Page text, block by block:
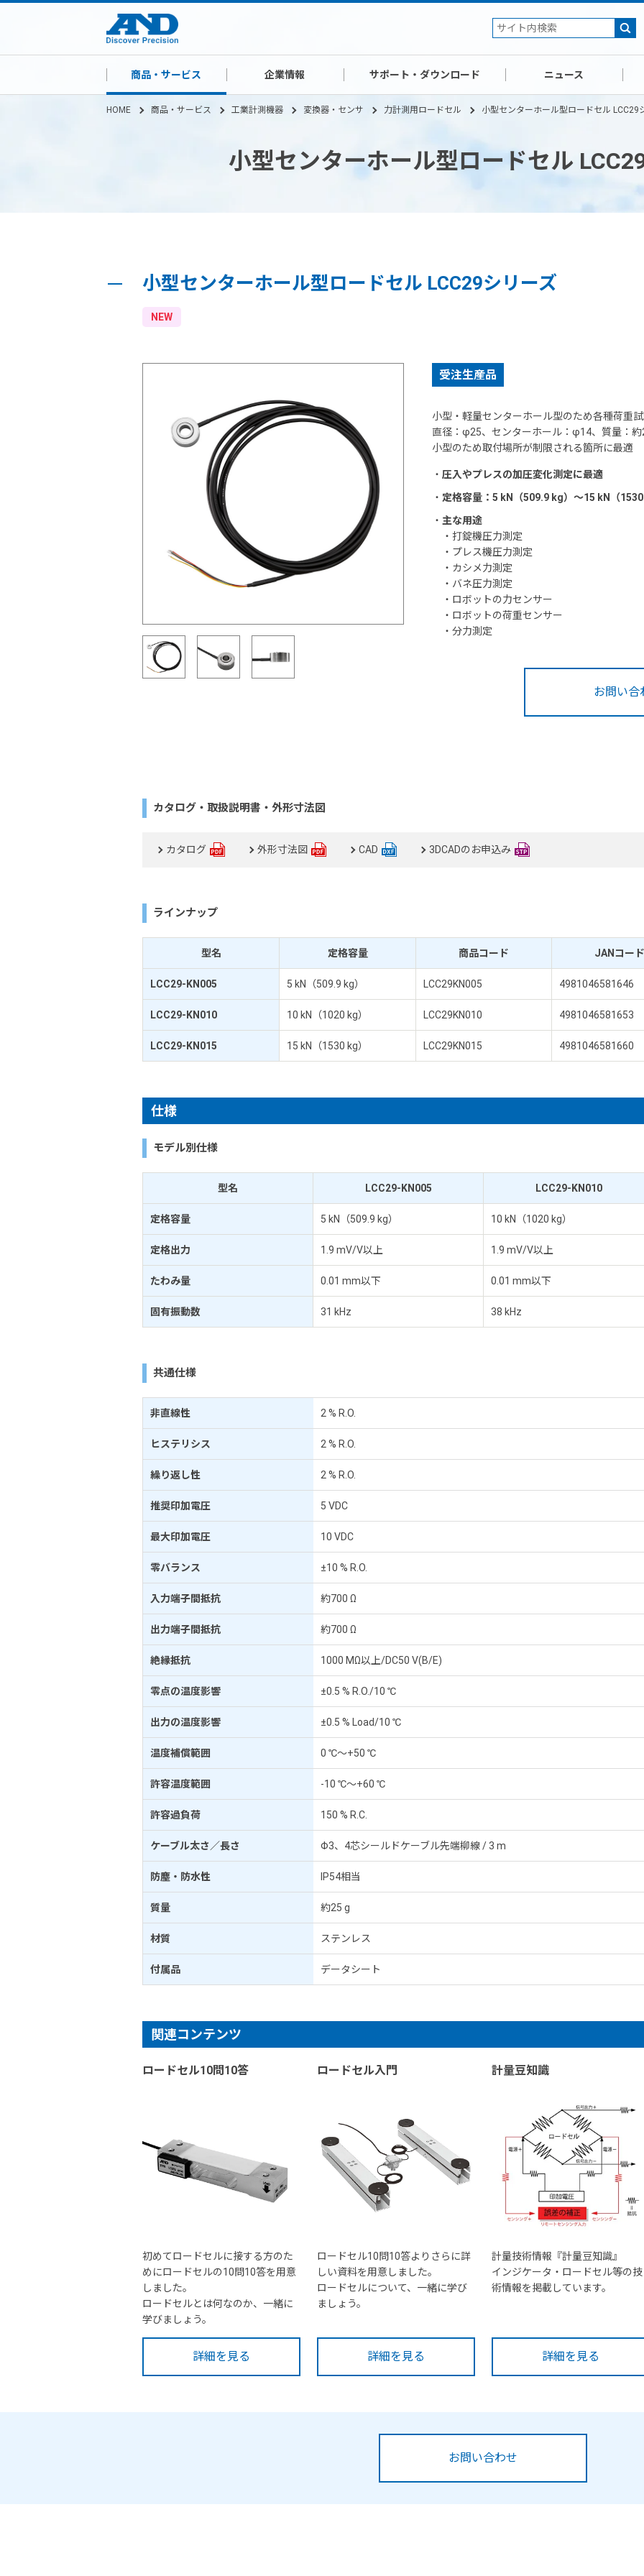
商品・サービス 企業情報 サポート・ダウンロード ニュース
HOME 商品・サービス 工業計測機器 変換器・センサ 力計測用ロードセル 小型センターホール型ロードセル LCC29
小型センターホール型ロードセル
小型センターホール型ロードセル LCC29シリーズ
NEW
受注生産品
小型・軽量センターホール型のため各種荷重
直径：φ25、センターホール：φ14、質量：約
小型のため取付場所が制限される箇所に最適
・ 圧入やプレスの加圧変化測定に最適
・ 定格容量：5 kN（509.9 kg）～15 kN（1530
・ 主な用途
・打錠機圧力測定
・プレス機圧力測定
・カシメ力測定
・バネ圧力測定
・ロボットの力センサー
・ロボットの荷重センサー
・分力測定
お問い合
カタログ・取扱説明書・外形寸法図
カタログ 外形寸法図 CAD 3DCADのお申込み
ラインナップ
型名 定格容量 商品コード JANコード
LCC29-KN005 5 kN（509.9 kg） LCC29KN005 4981046581646
LCC29-KN010 10 kN（1020 kg） LCC29KN010 4981046581653
LCC29-KN015 15 kN（1530 kg） LCC29KN015 4981046581660
仕様
モデル別仕様
型名 LCC29-KN005 LCC29-KN010
定格容量 5 kN（509.9 kg） 10 kN（1020 kg）
定格出力 1.9 mV/V以上 1.9 mV/V以上
たわみ量 0.01 mm以下 0.01 mm以下
固有振動数 31 kHz 38 kHz
共通仕様
非直線性 2 % R.O.
ヒステリシス 2 % R.O.
繰り返し性 2 % R.O.
推奨印加電圧 5 VDC
最大印加電圧 10 VDC
零バランス ±10 % R.O.
入力端子間抵抗 約700 Ω
出力端子間抵抗 約700 Ω
絶縁抵抗 1000 MΩ以上/DC50 V(B/E)
零点の温度影響 ±0.5 % R.O./10 ℃
出力の温度影響 ±0.5 % Load/10 ℃
温度補償範囲 0 ℃～+50 ℃
許容温度範囲 -10 ℃～+60 ℃
許容過負荷 150 % R.C.
ケーブル太さ／長さ Φ3、4芯シールドケーブル先端柳線 / 3 m
防塵・防水性 IP54相当
質量 約25 g
材質 ステンレス
付属品 データシート
関連コンテンツ
ロードセル10問10答
初めてロードセルに接する方のた
めにロードセルの10問10答を用意
しました。
ロードセルとは何なのか、一緒に
学びましょう。
詳細を見る
ロードセル入門
ロードセル10問10答よりさらに詳
しい資料を用意しました。
ロードセルについて、一緒に学び
ましょう。
詳細を見る
計量豆知識
計量技術情報『計量豆知識』
インジケータ・ロードセル等の技
術情報を掲載しています。
詳細を見る
お問い合わせ